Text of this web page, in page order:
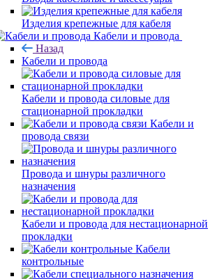
Изделия крепежные для кабеля
Кабели и провода
Назад
Кабели и провода
Кабели и провода силовые для
стационарной прокладки
Кабели и
провода связи
Провода и шнуры различного
назначения
Кабели и провода для нестационарной
прокладки
Кабели
контрольные